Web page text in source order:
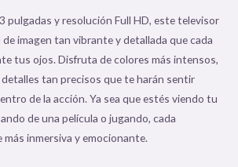
pulgadas y resolución Full HD, este televisor
imagen tan vibrante y detallada que cada
tus ojos. Disfruta de colores más intensos,
tan precisos que te harán sentir
de la acción. Ya sea que estés viendo tu
de una película o jugando, cada
más inmersiva y emocionante.